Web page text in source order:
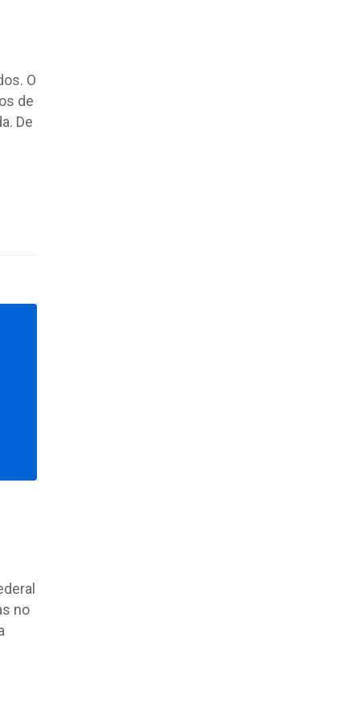
O
de
De
no